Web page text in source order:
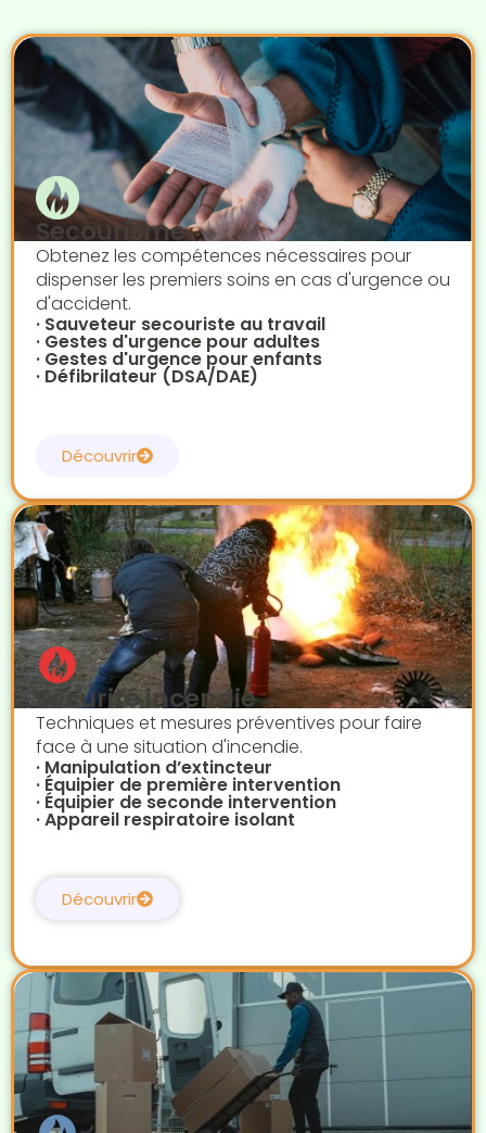
Secourisme
Obtenez les compétences nécessaires pour
dispenser les premiers soins en cas d'urgence ou
d'accident.
· Sauveteur secouriste au travail
· Gestes d'urgence pour adultes
· Gestes d'urgence pour enfants
· Défibrilateur (DSA/DAE)
Découvrir
Sécurité incendie
Techniques et mesures préventives pour faire
face à une situation d'incendie.
· Manipulation d’extincteur
· Équipier de première intervention
· Équipier de seconde intervention
· Appareil respiratoire isolant
Découvrir